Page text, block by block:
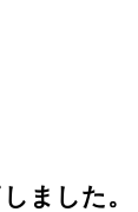
ました。